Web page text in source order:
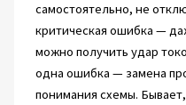
самостоятельно, не
критическая ошибка —
можно получить удар
одна ошибка — замена
понимания схемы.